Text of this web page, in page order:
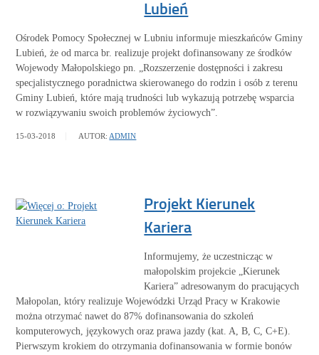
Lubień
Ośrodek Pomocy Społecznej w Lubniu informuje mieszkańców Gminy
Lubień, że od marca br. realizuje projekt dofinansowany ze środków
Wojewody Małopolskiego pn. „Rozszerzenie dostępności i zakresu
specjalistycznego poradnictwa skierowanego do rodzin i osób z terenu
Gminy Lubień, które mają trudności lub wykazują potrzebę wsparcia
w rozwiązywaniu swoich problemów życiowych”.
15-03-2018 AUTOR:ADMIN
Projekt Kierunek
Kariera
Informujemy, że uczestnicząc w
małopolskim projekcie „Kierunek
Kariera” adresowanym do pracujących
Małopolan, który realizuje Wojewódzki Urząd Pracy w Krakowie
można otrzymać nawet do 87% dofinansowania do szkoleń
komputerowych, językowych oraz prawa jazdy (kat. A, B, C, C+E).
Pierwszym krokiem do otrzymania dofinansowania w formie bonów